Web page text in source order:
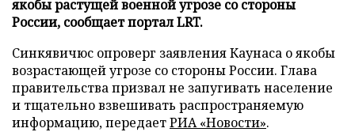
якобы растущей военной угрозе со стороны
России, сообщает портал LRT.
Синкявичюс опроверг заявления Каунаса о якобы
возрастающей угрозе со стороны России. Глава
правительства призвал не запугивать население
и тщательно взвешивать распространяемую
информацию, передаетРИА «Новости».